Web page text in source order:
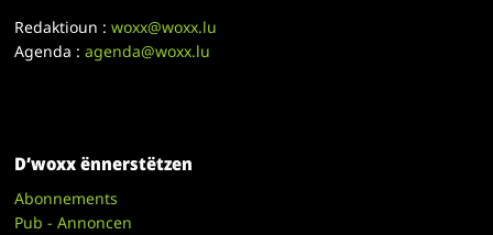
Redaktioun :woxx@woxx.lu
Agenda :agenda@woxx.lu
D’woxx ënnerstëtzen
Abonnements
Pub - Annoncen